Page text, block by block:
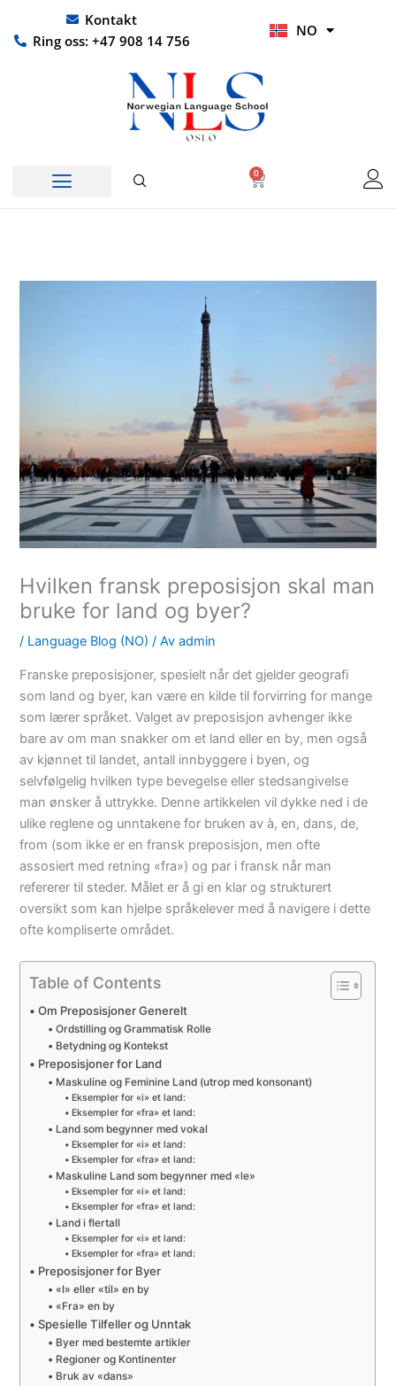
rett
Kontakt
Ring oss: +47 908 14 756
NO
HI
0
Handlekurv
Hvilken fransk preposisjon skal man
bruke for land og byer?
/ Language Blog (NO) / Av admin
Franske preposisjoner, spesielt når det gjelder geografi
som land og byer, kan være en kilde til forvirring for mange
som lærer språket. Valget av preposisjon avhenger ikke
bare av om man snakker om et land eller en by, men også
av kjønnet til landet, antall innbyggere i byen, og
selvfølgelig hvilken type bevegelse eller stedsangivelse
man ønsker å uttrykke. Denne artikkelen vil dykke ned i de
ulike reglene og unntakene for bruken av à, en, dans, de,
from (som ikke er en fransk preposisjon, men ofte
assosiert med retning «fra») og par i fransk når man
refererer til steder. Målet er å gi en klar og strukturert
oversikt som kan hjelpe språkelever med å navigere i dette
ofte kompliserte området.
Table of Contents
Om Preposisjoner Generelt
Ordstilling og Grammatisk Rolle
Betydning og Kontekst
Preposisjoner for Land
Maskuline og Feminine Land (utrop med konsonant)
Eksempler for «i» et land:
Eksempler for «fra» et land:
Land som begynner med vokal
Eksempler for «i» et land:
Eksempler for «fra» et land:
Maskuline Land som begynner med «le»
Eksempler for «i» et land:
Eksempler for «fra» et land:
Land i flertall
Eksempler for «i» et land:
Eksempler for «fra» et land:
Preposisjoner for Byer
«I» eller «til» en by
«Fra» en by
Spesielle Tilfeller og Unntak
Byer med bestemte artikler
Regioner og Kontinenter
Bruk av «dans»